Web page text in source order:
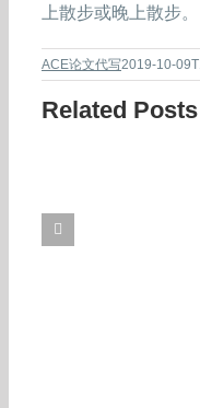
上散步或晚上散步。
ACE论文代写2019-10-
Related Posts